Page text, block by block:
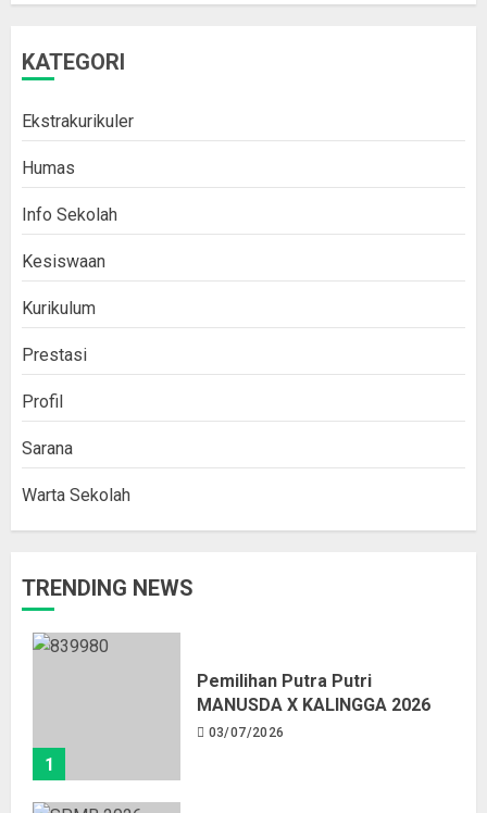
KATEGORI
Ekstrakurikuler
Humas
Info Sekolah
Kesiswaan
Kurikulum
Prestasi
Profil
Sarana
Warta Sekolah
TRENDING NEWS
1
Pemilihan Putra Putri
MANUSDA X KALINGGA 2026
03/07/2026